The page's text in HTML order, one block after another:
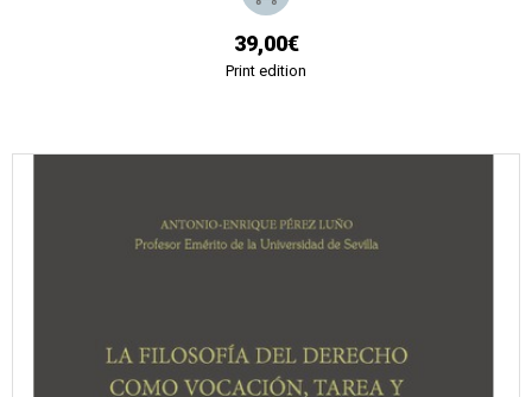
39,00€
Print edition